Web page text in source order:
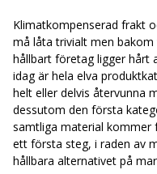
Klimatkompenserad frakt
må låta trivialt men
hållbart företag ligger hårt
idag är hela elva
helt eller delvis återvunna
dessutom den första
samtliga material kommer
ett första steg, i raden av
hållbara alternativet på